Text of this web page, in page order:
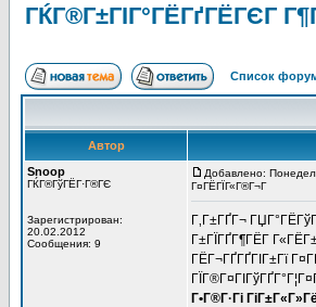
ГЌГ®Г±ГІГ°ГЁГґГЁГЄГ
Список
Автор
Snoop
ГЌГ®ГўГЁГ·Г®ГЄ
Зарегистрирован:
20.02.2012
Сообщения: 9
Добавлено:
Г¤ГЁГЇГ«Г®Г¬Г
Г‚Г±ГҐГ¬
Г±ГЇГҐГ¶ГЁГ
ГЁГ¬ГҐГҐГІГ±Гї
Г•Г®Г·Гі